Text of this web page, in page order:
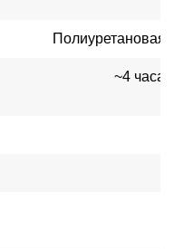
Полиуретановая
~4 часа